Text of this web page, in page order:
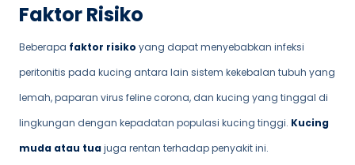
Faktor Risiko
Beberapa faktor risiko yang dapat menyebabkan infeksi
peritonitis pada kucing antara lain sistem kekebalan tubuh yang
lemah, paparan virus feline corona, dan kucing yang tinggal di
lingkungan dengan kepadatan populasi kucing tinggi. Kucing
muda atau tuajuga rentan terhadap penyakit ini.